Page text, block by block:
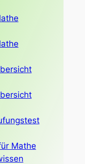
Mathe